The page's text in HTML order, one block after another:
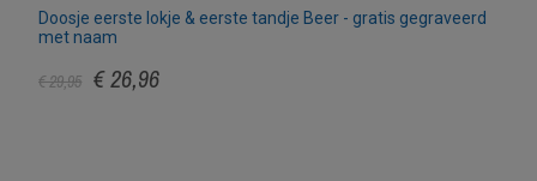
Doosje eerste lokje & eerste tandje Beer - gratis gegraveerd
met naam
€ 29,95 € 26,96